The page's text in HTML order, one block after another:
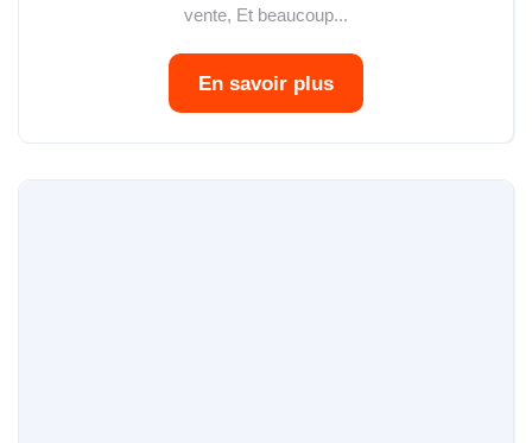
vente, Et beaucoup...
En savoir plus